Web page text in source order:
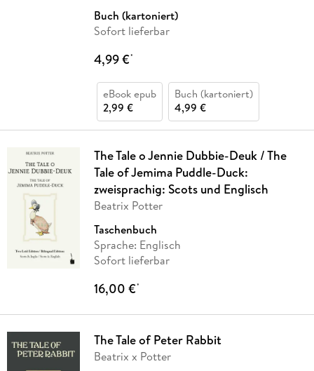
Buch (kartoniert)
Sofort lieferbar
4,99 €*
eBook epub
2,99 €
Buch (kartoniert)
4,99 €
The Tale o Jennie Dubbie-Deuk / The
Tale of Jemima Puddle-Duck:
zweisprachig: Scots und Englisch
Beatrix Potter
Taschenbuch
Sprache: Englisch
Sofort lieferbar
16,00 €*
The Tale of Peter Rabbit
Beatrix x Potter